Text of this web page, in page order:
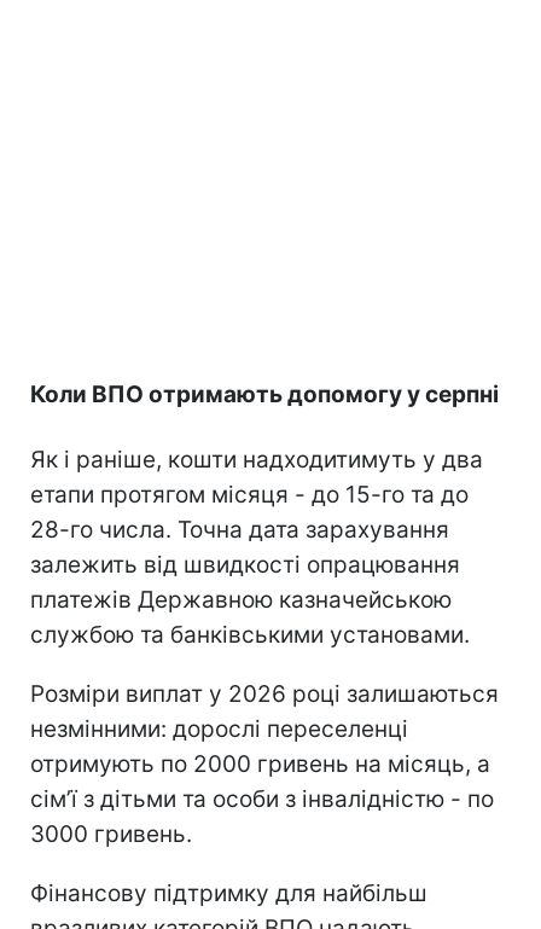
Коли ВПО отримають допомогу у серпні
Як і раніше, кошти надходитимуть у два
етапи протягом місяця - до 15-го та до
28-го числа. Точна дата зарахування
залежить від швидкості опрацювання
платежів Державною казначейською
службою та банківськими установами.
Розміри виплат у 2026 році залишаються
незмінними: дорослі переселенці
отримують по 2000 гривень на місяць, а
сімʼї з дітьми та особи з інвалідністю - по
3000 гривень.
Фінансову підтримку для найбільш